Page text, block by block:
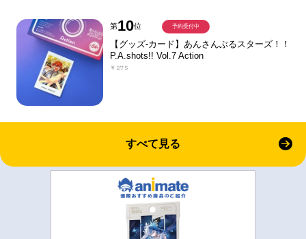
第10位
【グッズ-カード】あんさんぶるスターズ！！
P.A.shots!! Vol.7 Action
￥275
予約受付中
すべて見る